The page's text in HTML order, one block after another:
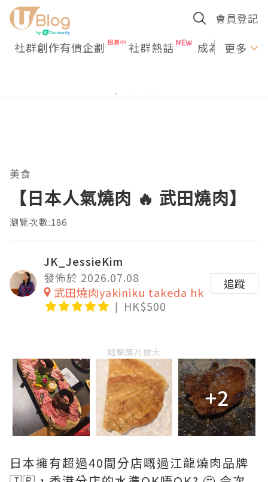
會員登記
社群創作有價企劃 社群熱話 成為U更多
美食
【日本人氣燒肉 🔥 武田燒肉】
瀏覽次數:186
JK_JessieKim
發佈於 2026.07.08
武田燒肉yakiniku takeda hk
HK$500
追蹤
點擊圖片放大
+2
日本擁有超過40間分店嘅過江龍燒肉品牌